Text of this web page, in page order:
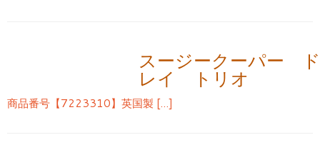
スージークーパー
レイ トリオ
商品番号【7223310】英国製 […]